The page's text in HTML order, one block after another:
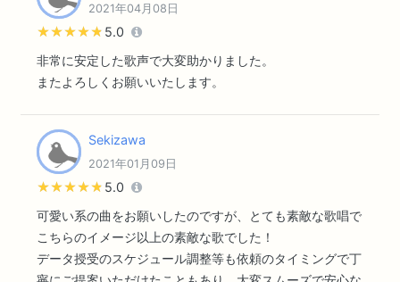
2021年04月08日
★★★★★
★★★★★ 5.0
非常に安定した歌声で大変助かりました。
またよろしくお願いいたします。
Sekizawa
2021年01月09日
★★★★★
★★★★★ 5.0
可愛い系の曲をお願いしたのですが、とても素敵な歌唱で
こちらのイメージ以上の素敵な歌でした！
データ授受のスケジュール調整等も依頼のタイミングで丁